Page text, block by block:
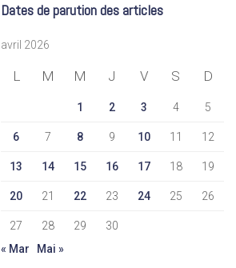
Dates de parution des articles
avril 2026
L M M J V S D
1 2 3 4 5
6 7 8 9 10 11 12
13 14 15 16 17 18 19
20 21 22 23 24 25 26
27 28 29
30
« Mar
Mai »